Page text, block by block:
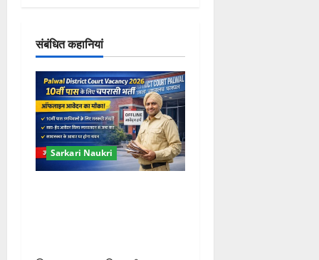
न
संबंधित कहानियां
Sarkari Naukri